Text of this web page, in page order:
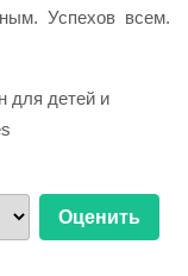
Успехов всем.
для детей и